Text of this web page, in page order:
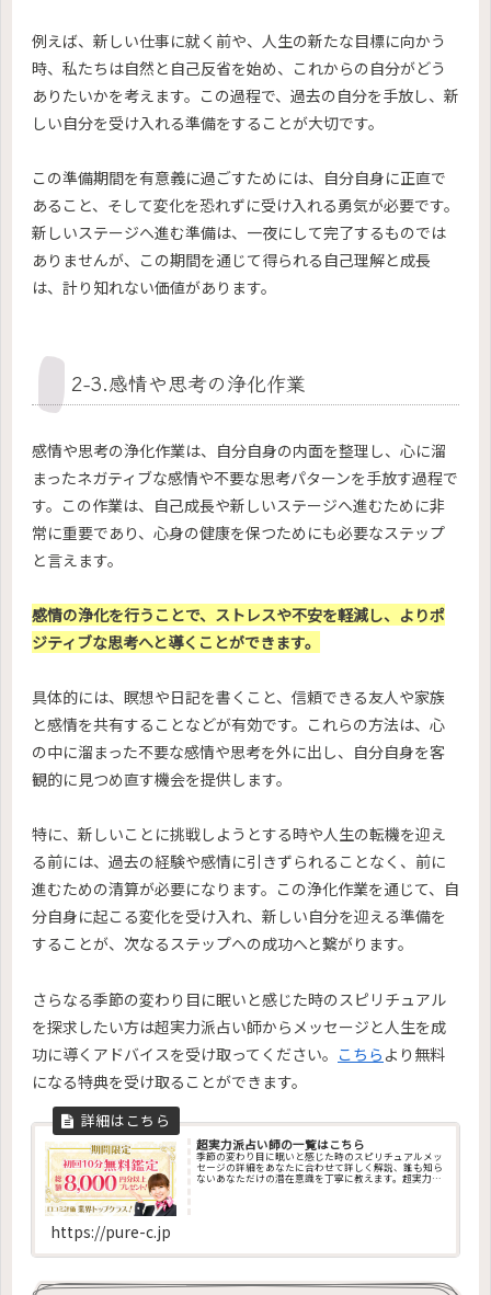
例えば、新しい仕事に就く前や、人生の新たな目標に向かう
時、私たちは自然と自己反省を始め、これからの自分がどう
ありたいかを考えます。この過程で、過去の自分を手放し、新
しい自分を受け入れる準備をすることが大切です。
この準備期間を有意義に過ごすためには、自分自身に正直で
あること、そして変化を恐れずに受け入れる勇気が必要です。
新しいステージへ進む準備は、一夜にして完了するものでは
ありませんが、この期間を通じて得られる自己理解と成長
は、計り知れない価値があります。
2-3.感情や思考の浄化作業
感情や思考の浄化作業は、自分自身の内面を整理し、心に溜
まったネガティブな感情や不要な思考パターンを手放す過程で
す。この作業は、自己成長や新しいステージへ進むために非
常に重要であり、心身の健康を保つためにも必要なステップ
と言えます。
感情の浄化を行うことで、ストレスや不安を軽減し、よりポ
ジティブな思考へと導くことができます。
具体的には、瞑想や日記を書くこと、信頼できる友人や家族
と感情を共有することなどが有効です。これらの方法は、心
の中に溜まった不要な感情や思考を外に出し、自分自身を客
観的に見つめ直す機会を提供します。
特に、新しいことに挑戦しようとする時や人生の転機を迎え
る前には、過去の経験や感情に引きずられることなく、前に
進むための清算が必要になります。この浄化作業を通じて、自
分自身に起こる変化を受け入れ、新しい自分を迎える準備を
することが、次なるステップへの成功へと繋がります。
さらなる季節の変わり目に眠いと感じた時のスピリチュアル
を探求したい方は超実力派占い師からメッセージと人生を成
功に導くアドバイスを受け取ってください。 こちら より無料
になる特典を受け取ることができます。
超実力派占い師の一覧はこちら
季節の変わり目に眠いと感じた時のスピリチュアルメッ
セージの詳細をあなたに合わせて詳しく解説、誰も知ら
ないあなただけの潜在意識を丁寧に教えます。超実力派
https://pure-c.jp